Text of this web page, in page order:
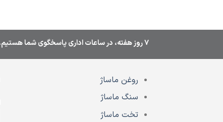
7 روز هفته، در ساعات اداری پاسخگوی شما هستیم.
روغن ماساژ
سنگ ماساژ
تخت ماساژ